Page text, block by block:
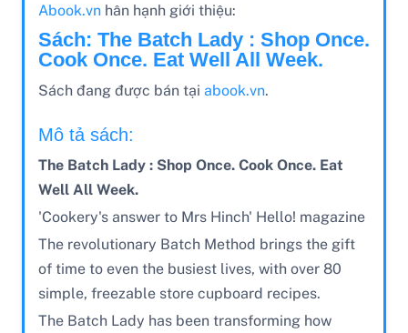
Abook.vnhân hạnh giới thiệu:
Sách: The Batch Lady : Shop Once.
Cook Once. Eat Well All Week.
Sách đang được bán tại abook.vn.
Mô tả sách:
The Batch Lady : Shop Once. Cook Once. Eat
Well All Week.
'Cookery's answer to Mrs Hinch' Hello! magazine
The revolutionary Batch Method brings the gift
of time to even the busiest lives, with over 80
simple, freezable store cupboard recipes.
The Batch Lady has been transforming how